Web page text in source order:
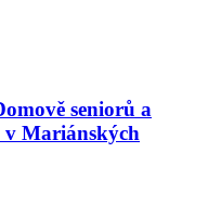
seniorů a
v Mariánských